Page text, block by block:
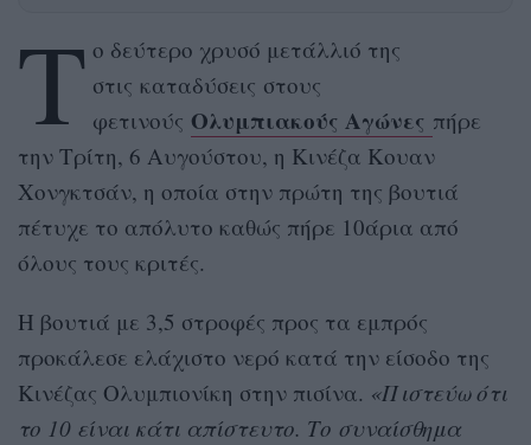
Τ ο δεύτερο χρυσό μετάλλιό της
στις καταδύσεις στους
φετινούς Ολυμπιακούς Αγώνες πήρε
την Τρίτη, 6 Αυγούστου, η Κινέζα Κουαν
Χονγκτσάν, η οποία στην πρώτη της βουτιά
πέτυχε το απόλυτο καθώς πήρε 10άρια από
όλους τους κριτές.
Η βουτιά με 3,5 στροφές προς τα εμπρός
προκάλεσε ελάχιστο νερό κατά την είσοδο της
Κινέζας Ολυμπιονίκη στην πισίνα. «Πιστεύω ότι
το 10 είναι κάτι απίστευτο. Το συναίσθημα